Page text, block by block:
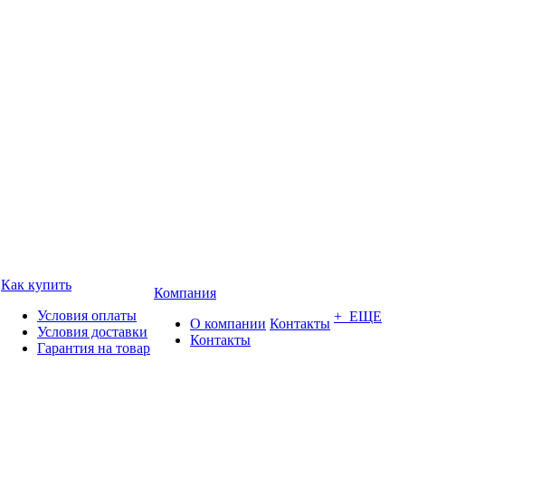
Как купить
Условия оплаты
Условия доставки
Гарантия на товар
Компания
О компании
Контакты
Контакты + ЕЩЕ